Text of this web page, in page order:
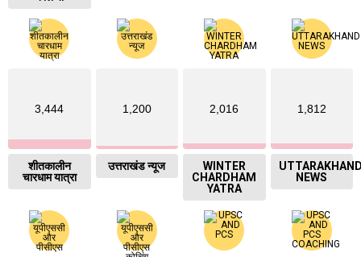
3,444
शीतकालीन
चारधाम यात्रा
1,200
उत्तराखंड न्यूज
2,016
WINTER
CHARDHAM
YATRA
1,812
NEWS